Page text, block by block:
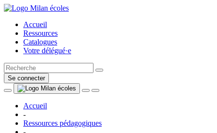
Accueil
Ressources
Catalogues
Votre délégué·e
Se connecter
Accueil
-
Ressources pédagogiques